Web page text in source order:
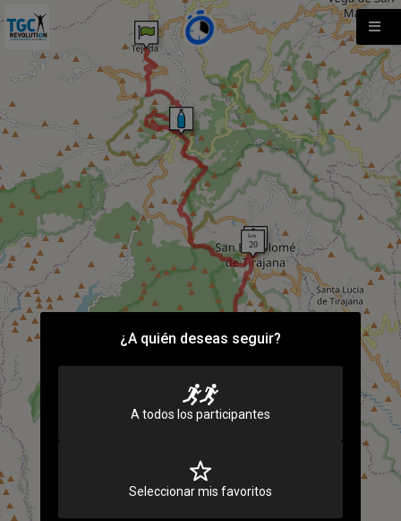
¿A quién deseas seguir?
A todos los participantes
Seleccionar mis favoritos
Cargando